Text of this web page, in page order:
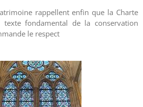
rappellent enfin que la Charte
fondamental de la conservation
le respect